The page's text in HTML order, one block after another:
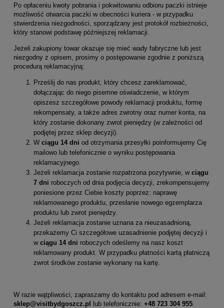
Po opłaceniu kwoty pobrania i pokwitowaniu odbioru paczki istnieje
możliwość otwarcia paczki w obecności kuriera - w przypadku
stwierdzenia niezgodności, sporządzany jest protokół rozbieżności,
który stanowi podstawę późniejszej reklamacji.
Jeżeli zakupiony towar okazuje się mieć wady fabryczne lub jest
niezgodny z opisem, prosimy o postępowanie zgodnie z poniższą
procedurą reklamacyjną:
Prześlij do nas produkt, który chcesz zareklamować,
dołączając do niego pisemne oświadczenie, w którym
opiszesz szczegółowe powody reklamacji produktu, formę
rekompensaty, a także adres zwrotny oraz numer konta, na
który zostanie dokonany zwrot pieniędzy (w zależności od
podjętej przez sklep decyzji).
W ciągu 14 dni od otrzymania przesyłki poinformujemy Cię
mailowo lub telefonicznie o wyniku postępowania
reklamacyjnego.
Jeżeli reklamacja zostanie rozpatrzona pozytywnie, w ciągu
7 dni roboczych od dnia podjęcia decyzji, zrekompensujemy
poniesione przez Ciebie koszty poprzez: naprawę
reklamowanego produktu, przesłanie nowego egzemplarza
produktu lub zwrot pieniędzy.
Jeżeli reklamacja zostanie uznana za nieuzasadnioną,
przekażemy Ci szczegółowe uzasadnienie podjętej decyzji i
w ciągu 14 dni roboczych odeślemy na nasz koszt
reklamowany produkt. W przypadku płatności kartą płatniczą
zwrot środków zostanie wykonany na kartę.
W razie wątpliwości, zapraszamy do kontaktu pod adresem e-mail:
sklep@visitbydgoszcz.pl lub telefonicznie: +48 723 304 955.